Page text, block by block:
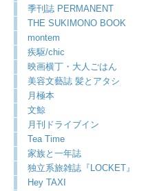
季刊誌 PERMANENT
THE SUKIMONO BOOK
montem
疾駆/chic
映画横丁・大人ごはん
美容文藝誌 髪とアタシ
月極本
文鯨
月刊ドライブイン
Tea Time
家族と一年誌
独立系旅雑誌『LOCKET』
Hey TAXI